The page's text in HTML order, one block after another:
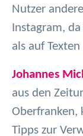
Nutzer
Instagram,
als auf
Johannes
aus den
Oberfranken,
Tipps zur